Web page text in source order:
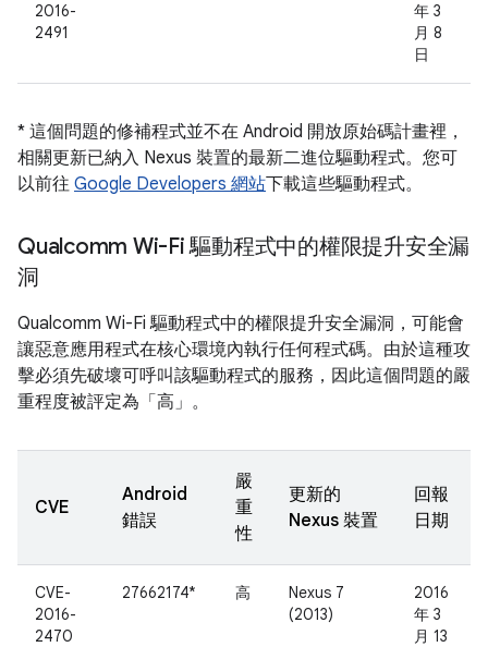
2016-
2491
年 3
月 8
日
* 這個問題的修補程式並不在 Android 開放原始碼計畫裡，
相關更新已納入 Nexus 裝置的最新二進位驅動程式。您可
以前往 Google Developers 網站下載這些驅動程式。
Qualcomm Wi-Fi 驅動程式中的權限提升安全漏
洞
Qualcomm Wi-Fi 驅動程式中的權限提升安全漏洞，可能會
讓惡意應用程式在核心環境內執行任何程式碼。由於這種攻
擊必須先破壞可呼叫該驅動程式的服務，因此這個問題的嚴
重程度被評定為「高」。
CVE
Android
錯誤
嚴
重
性
更新的
Nexus 裝置
回報
日期
CVE-
2016-
2470
27662174* 高
Nexus 7
(2013)
2016
年 3
月 13